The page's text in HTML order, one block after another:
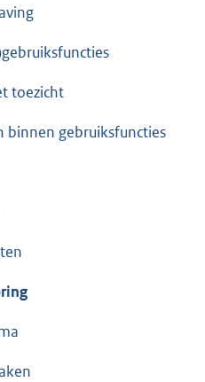
toezicht
binnen gebruiksfuncties